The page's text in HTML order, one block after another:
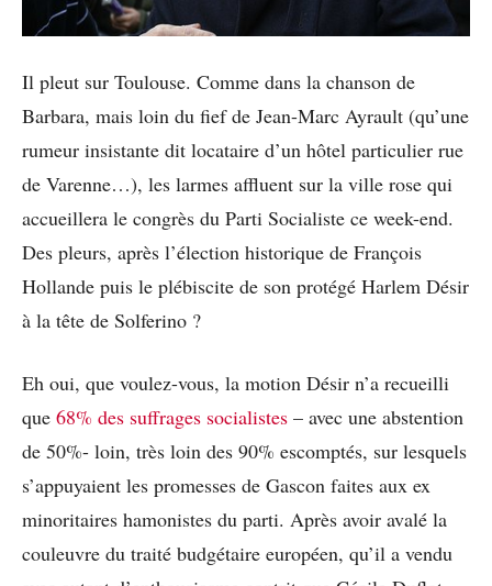
Il pleut sur Toulouse. Comme dans la chanson de
Barbara, mais loin du fief de Jean-Marc Ayrault (qu’une
rumeur insistante dit locataire d’un hôtel particulier rue
de Varenne…), les larmes affluent sur la ville rose qui
accueillera le congrès du Parti Socialiste ce week-end.
Des pleurs, après l’élection historique de François
Hollande puis le plébiscite de son protégé Harlem Désir
à la tête de Solferino ?
Eh oui, que voulez-vous, la motion Désir n’a recueilli
que 68% des suffrages socialistes – avec une abstention
de 50%- loin, très loin des 90% escomptés, sur lesquels
s’appuyaient les promesses de Gascon faites aux ex
minoritaires hamonistes du parti. Après avoir avalé la
couleuvre du traité budgétaire européen, qu’il a vendu